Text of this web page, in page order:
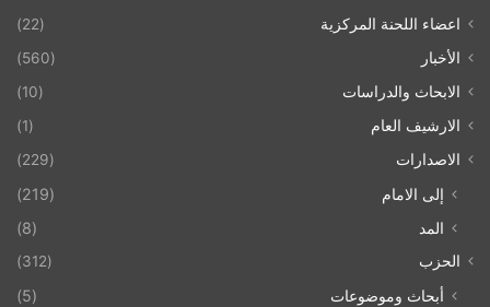
اعضاء اللحنة المركزية
(22)
الأخبار
(560)
الابحاث والدراسات
(10)
الارشيف العام
(1)
الاصدارات
(229)
إلى الامام
(219)
المد
(8)
الحزب (312)
أبحاث وموضوعات
(5)